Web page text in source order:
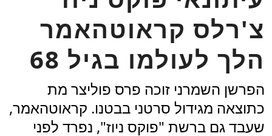
צ'רלס קראוטהאמר
הלך לעולמו בגיל 68
הפרשן השמרני זוכה פרס פוליצר מת
כתוצאה מגידול סרטני בבטנו. קראוטהאמר,
שעבד גם ברשת "פוקס ניוז", נפרד לפני